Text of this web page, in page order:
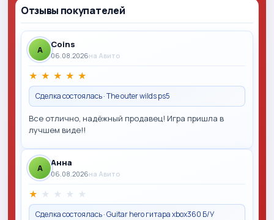
Отзывы покупателей
A Coins
06.08.2026на Авито
★ ★ ★ ★ ★
Сделка состоялась · The outer wilds ps5
Все отлично, надёжный продавец! Игра пришла в
лучшем виде!!
A Анна
06.08.2026на Авито
★ ★ ★ ★ ★
Сделка состоялась · Guitar hero гитара xbox360 Б/У